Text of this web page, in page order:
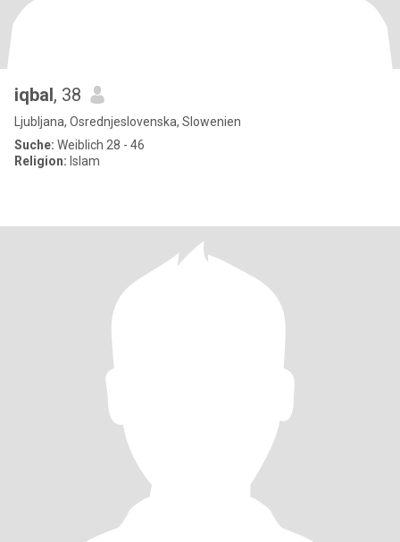
iqbal, 38
Ljubljana, Osrednjeslovenska, Slowenien
Suche: Weiblich 28 - 46
Religion: Islam